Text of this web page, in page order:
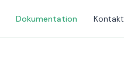
Dokumentation Kontakt